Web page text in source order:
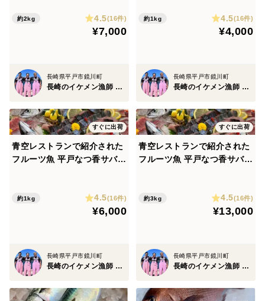
【夏ギフト】【熨斗対応可】
約2kg 4.5(16件)
¥7,000
長崎県平戸市鏡川町
長崎のイケメン漁師 坂野水産
するフルーツ魚 【熨斗対応
可】【お中元】【夏ギフト】
約1kg 4.5(16件)
¥4,000
長崎県平戸市鏡川町
長崎のイケメン漁師 坂野水産
すぐに出荷
青空レストランで紹介された
フルーツ魚 平戸なつ香サバ
シピ】 【お中元】【夏ギフ
約1kg 4.5(16件)
¥6,000
長崎県平戸市鏡川町
長崎のイケメン漁師 坂野水産
すぐに出荷
青空レストランで紹介された
フルーツ魚 平戸なつ香サバ
【お中元】【夏ギフト】【熨
約3kg 4.5(16件)
¥13,000
長崎県平戸市鏡川町
長崎のイケメン漁師 坂野水産